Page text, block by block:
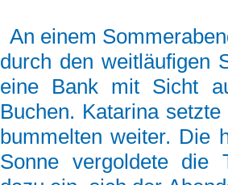
An einem
durch den weitläufigen
eine Bank mit Sicht
Buchen. Katarina
bummelten weiter. Die
Sonne vergoldete die